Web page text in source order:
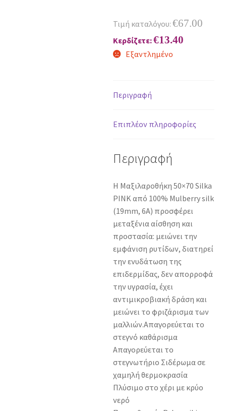
Τιμή καταλόγου: €67.00
Κερδίζετε:€13.40
Εξαντλημένο
Περιγραφή
Επιπλέον πληροφορίες
Περιγραφή
Η Μαξιλαροθήκη 50×70 Silka
PINK από 100% Mulberry silk
(19mm, 6A) προσφέρει
μεταξένια αίσθηση και
προστασία: μειώνει την
εμφάνιση ρυτίδων, διατηρεί
την ενυδάτωση της
επιδερμίδας, δεν απορροφά
την υγρασία, έχει
αντιμικροβιακή δράση και
μειώνει το φριζάρισμα των
μαλλιών.Απαγορεύεται το
στεγνό καθάρισμα
Απαγορεύεται το
στεγνωτήριο Σιδέρωμα σε
χαμηλή θερμοκρασία
Πλύσιμο στο χέρι με κρύο
νερό